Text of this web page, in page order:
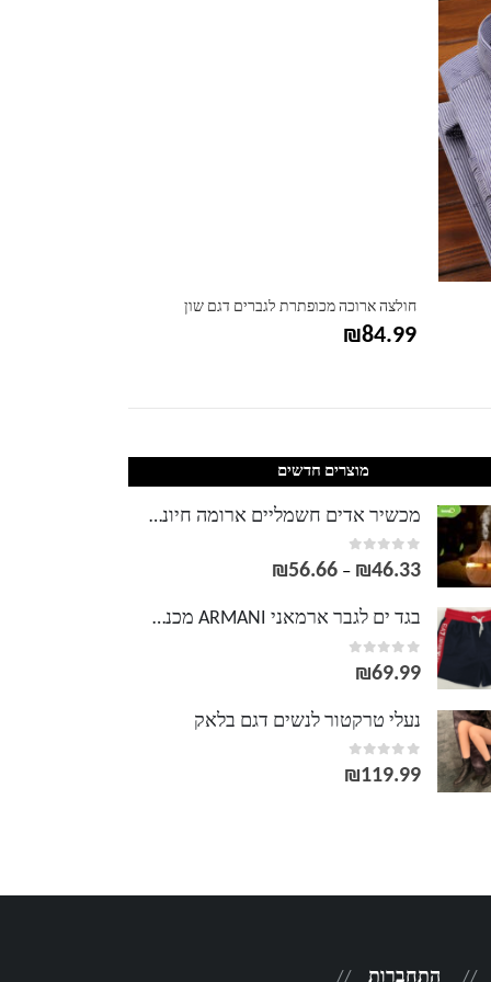
חולצה ארוכה מכופתרת לגברים דגם שון
₪84.99
מוצרים חדשים
מכשיר אדים חשמליים ארומה חיונית מפזר אולטרסאונד עץ גרגר אוויר מכשיר אדים USB יצרנית ערפל מיני LED אור עבור
0
out of 5
₪46.33
–
₪56.66
בגד ים לגבר ארמאני ARMANI מכנסי גלישה לגברים
0
out of 5
₪69.99
נעלי טרקטור לנשים דגם בלאק
0
out of 5
₪119.99
התחברות